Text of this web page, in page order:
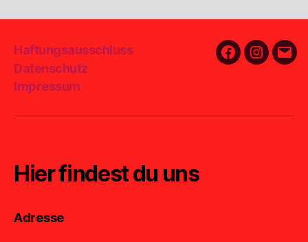
Haftungsausschluss
Datenschutz
Impressum
FacebookE-
Hier findest du uns
Adresse